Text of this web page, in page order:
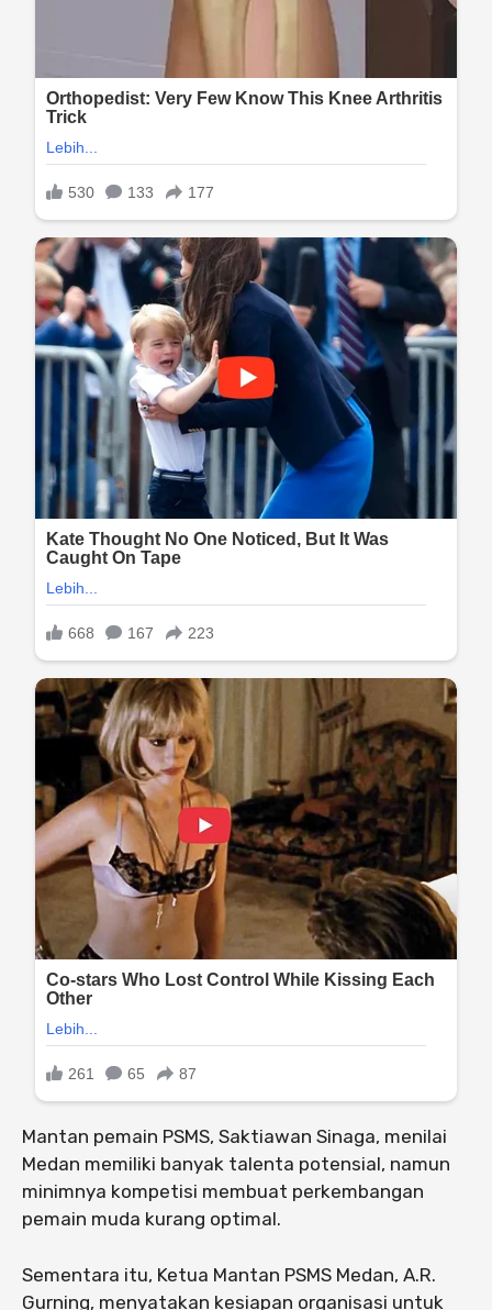
Mantan pemain PSMS, Saktiawan Sinaga, menilai
Medan memiliki banyak talenta potensial, namun
minimnya kompetisi membuat perkembangan
pemain muda kurang optimal.
Sementara itu, Ketua Mantan PSMS Medan, A.R.
Gurning, menyatakan kesiapan organisasi untuk